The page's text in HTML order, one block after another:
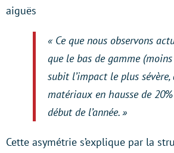
aiguës
« Ce que nous observons
que le bas de gamme
subit l’impact le plus sévère,
matériaux en hausse de
début de l’année. »
Cette asymétrie s’explique par la